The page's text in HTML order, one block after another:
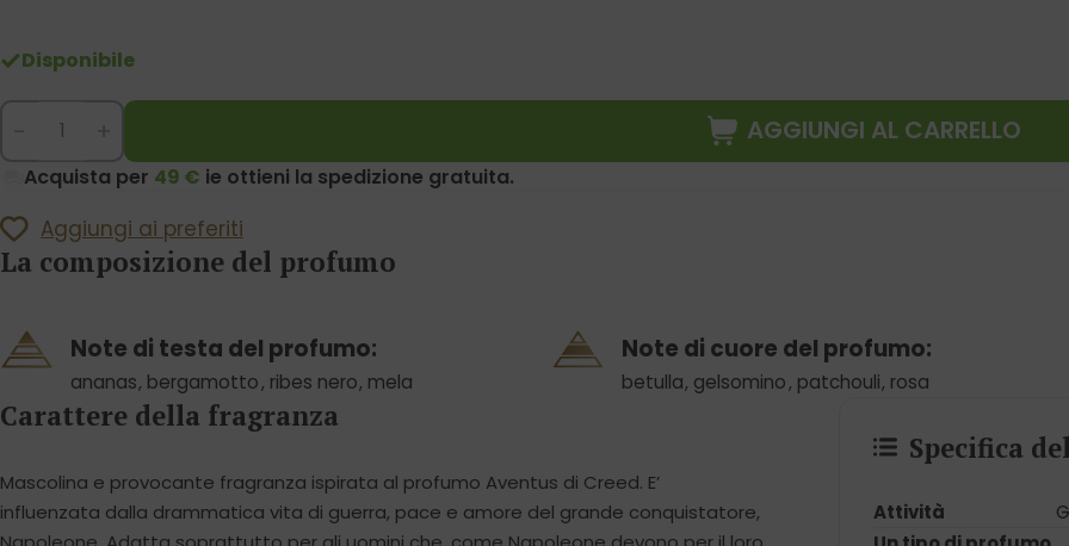
Disponibile
AGGIUNGI AL CARRELLO
Acquista per 49 € ie ottieni la spedizione gratuita.
Aggiungi ai preferiti
La composizione del profumo
Note di testa del profumo:
ananas, bergamotto, ribes nero, mela
Note di cuore del profumo:
betulla, gelsomino, patchouli, rosa
Carattere della fragranza
Mascolina e provocante fragranza ispirata al profumo Aventus di Creed. E’
influenzata dalla drammatica vita di guerra, pace e amore del grande conquistatore,
Specifica
Attività